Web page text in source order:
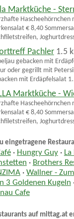
Marktküche -
€ 8,40
Pachler 1.5
gebacken mit
oder gegrillt mit
mit Erdäpfelsalat
Marktküche -
Hascheehörnchen
€ 8,40
eingetragene
· Hungry Guy· La
· Brothers
· Wallner -
3 Goldenen Kugeln
Cafe
auf mittag.at